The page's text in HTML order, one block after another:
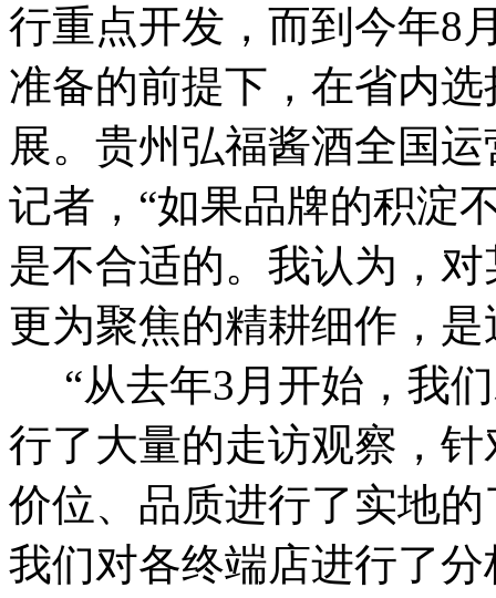
行重点开发，而到今年8
准备的前提下，在省内
展。贵州弘福酱酒全国
记者，“如果品牌的积淀
是不合适的。我认为，
更为聚焦的精耕细作，
“从去年3月开始，我
行了大量的走访观察，
价位、品质进行了实地
我们对各终端店进行了